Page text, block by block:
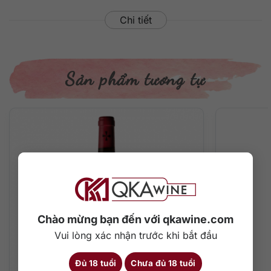
Chào mừng bạn đến với qkawine.com
Vui lòng xác nhận trước khi bắt đầu
Đủ 18 tuổi Chưa đủ 18 tuổi
Chi tiết
Sản phẩm tương tự